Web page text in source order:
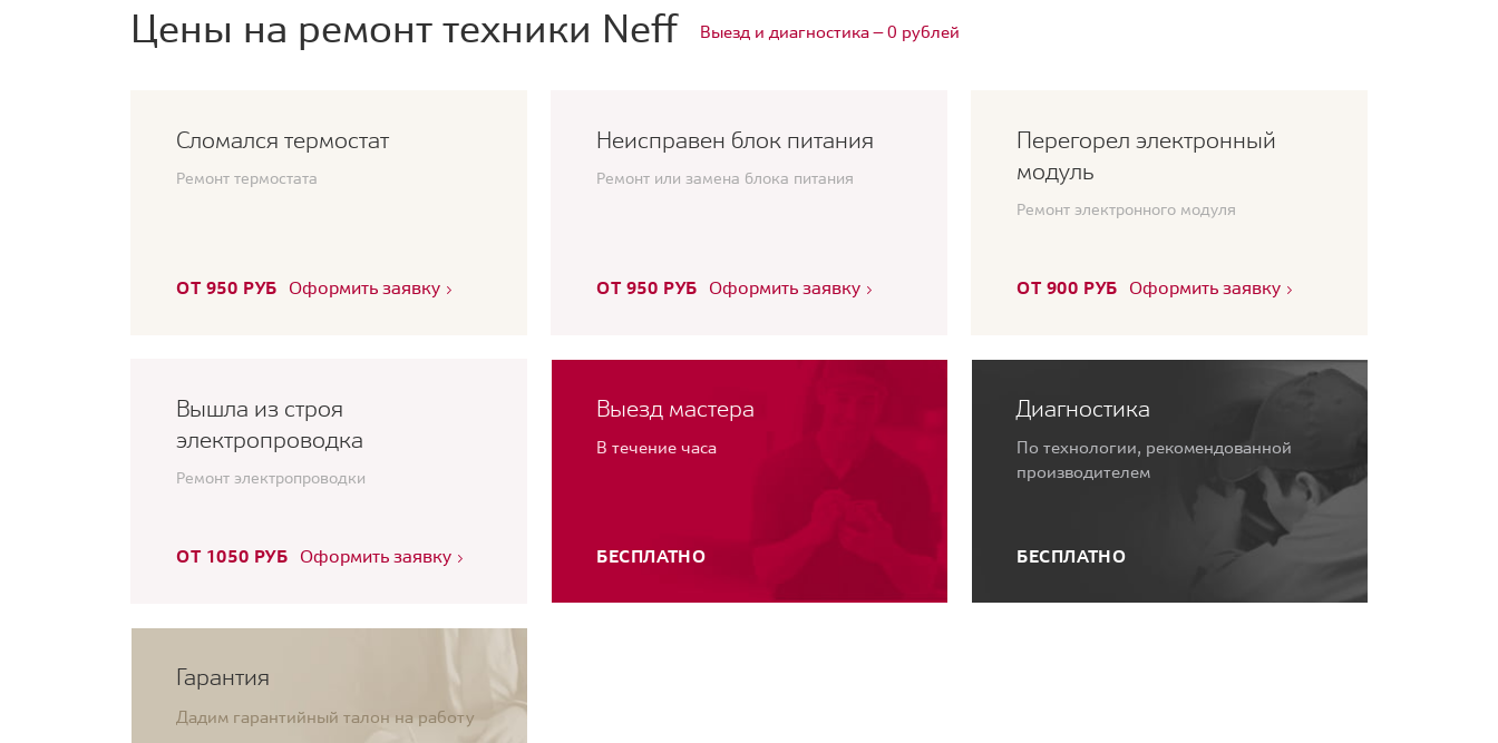
Цены на ремонт техники Neff Выезд и диагностика — 0 рублей
Сломался термостат
Ремонт термостата
ОТ 950 РУБ Оформить заявку
Неисправен блок питания
Ремонт или замена блока питания
ОТ 950 РУБ Оформить заявку
Перегорел электронный
модуль
Ремонт электронного модуля
ОТ 900 РУБ Оформить заявку
Вышла из строя
электропроводка
Ремонт электропроводки
ОТ 1050 РУБ Оформить заявку
Выезд мастера
В течение часа
БЕСПЛАТНО
Диагностика
По технологии, рекомендованной
производителем
БЕСПЛАТНО
Гарантия
Дадим гарантийный талон на работу